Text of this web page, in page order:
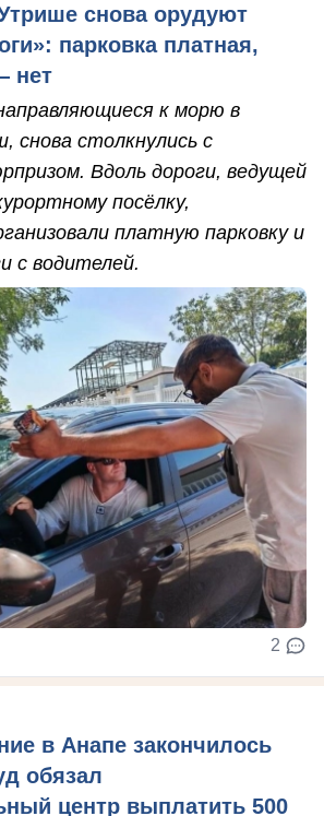
снова орудуют
парковка платная,
нет
к морю в
столкнулись с
Вдоль дороги, ведущей
посёлку,
платную парковку и
с водителей.
2
в Анапе закончилось
обязал
центр выплатить 500